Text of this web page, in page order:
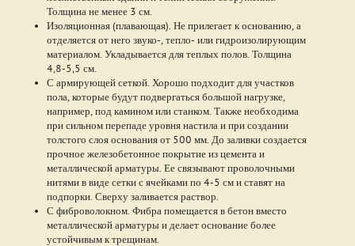
Толщина не менее 3 см.
Изоляционная (плавающая). Не прилегает к основанию, а
отделяется от него звуко-, тепло- или гидроизолирующим
материалом. Укладывается для теплых полов. Толщина
4,8-5,5 см.
С армирующей сеткой. Хорошо подходит для участков
пола, которые будут подвергаться большой нагрузке,
например, под камином или станком. Также необходима
при сильном перепаде уровня настила и при создании
толстого слоя основания от 500 мм. До заливки создается
прочное железобетонное покрытие из цемента и
металлической арматуры. Ее связывают проволочными
нитями в виде сетки с ячейками по 4-5 см и ставят на
подпорки. Сверху заливается раствор.
С фиброволокном. Фибра помещается в бетон вместо
металлической арматуры и делает основание более
устойчивым к трещинам.